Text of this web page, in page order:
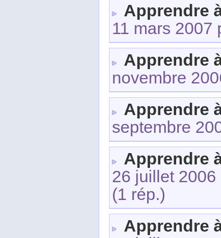
Apprendre
11 mars 2007
Apprendre
novembre
Apprendre
septembre
Apprendre
26 juillet
(1 rép.)
Apprendre